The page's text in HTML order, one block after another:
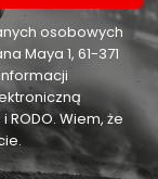
osobowych
Maya 1, 61-371
Wiem, że